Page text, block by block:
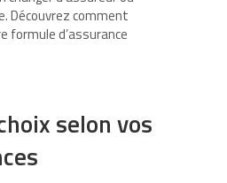
Découvrez comment
formule d’assurance
selon vos